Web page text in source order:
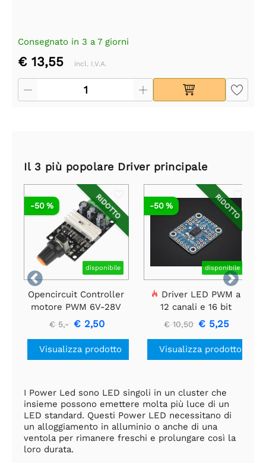
Consegnato in 3 a 7 giorni
€ 13,55 incl. I.V.A.
Il 3 più popolare Driver principale


RIDOTTO
disponibile
-50 %
Opencircuit Controller
motore PWM 6V-28V
3A
€ 5,- € 2,50
Visualizza prodotto
RIDOTTO
disponibile
-50 %
Driver LED PWM a
12 canali e 16 bit
Adafruit - Interfaccia
€ 10,50 € 5,25
Visualizza prodotto
I Power Led sono LED singoli in un cluster che
insieme possono emettere molta più luce di un
LED standard. Questi Power LED necessitano di
un alloggiamento in alluminio o anche di una
ventola per rimanere freschi e prolungare così la
loro durata.